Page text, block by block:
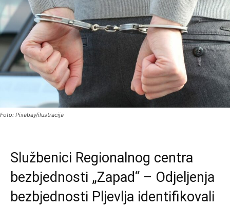
Foto: Pixabay/ilustracija
Službenici Regionalnog centra
bezbjednosti „Zapad“ – Odjeljenja
bezbjednosti Pljevlja identifikovali